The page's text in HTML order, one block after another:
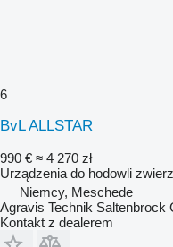
6
BvL ALLSTAR
990 € ≈ 4 270 zł
Urządzenia do hodowli
Niemcy, Meschede
Agravis Technik Saltenbrock
Kontakt z dealerem